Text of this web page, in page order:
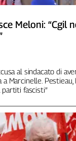
Meloni: “Cgil
al sindacato di
Marcinelle. Pestieau,
fascisti”